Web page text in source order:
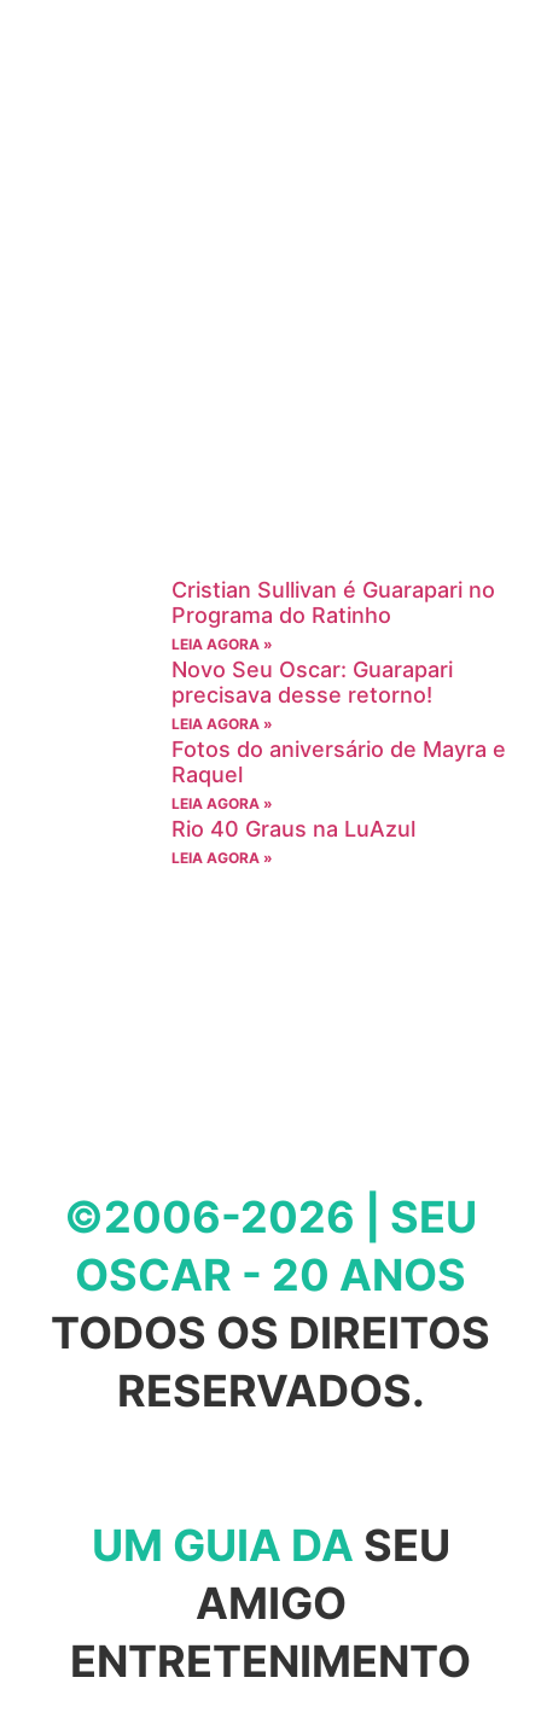
Cristian Sullivan é Guarapari no
Programa do Ratinho
LEIA AGORA »
Novo Seu Oscar: Guarapari
precisava desse retorno!
LEIA AGORA »
Fotos do aniversário de Mayra e
Raquel
LEIA AGORA »
Rio 40 Graus na LuAzul
LEIA AGORA »
©2006-2026 | SEU
OSCAR - 20 ANOS
TODOS OS DIREITOS
RESERVADOS.
UM GUIA DA SEU
AMIGO
ENTRETENIMENTO